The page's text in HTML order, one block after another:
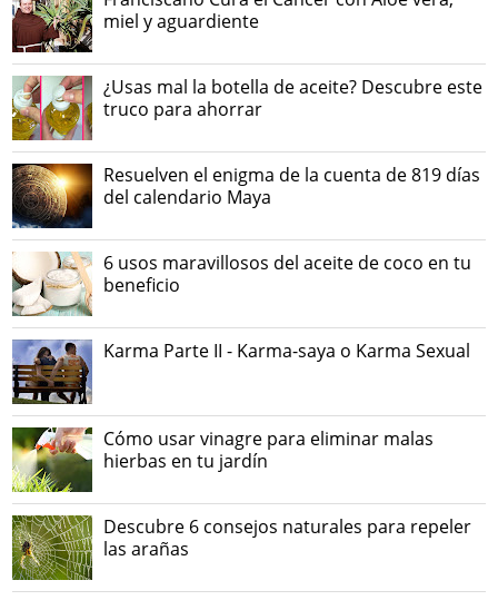
miel y aguardiente
¿Usas mal la botella de aceite? Descubre este
truco para ahorrar
Resuelven el enigma de la cuenta de 819 días
del calendario Maya
6 usos maravillosos del aceite de coco en tu
beneficio
Karma Parte II - Karma-saya o Karma Sexual
Cómo usar vinagre para eliminar malas
hierbas en tu jardín
Descubre 6 consejos naturales para repeler
las arañas